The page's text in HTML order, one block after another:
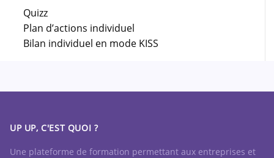
Quizz
Plan d’actions individuel
Bilan individuel en mode KISS
UP UP, C'EST QUOI ?
Une plateforme de formation permettant aux entreprises et